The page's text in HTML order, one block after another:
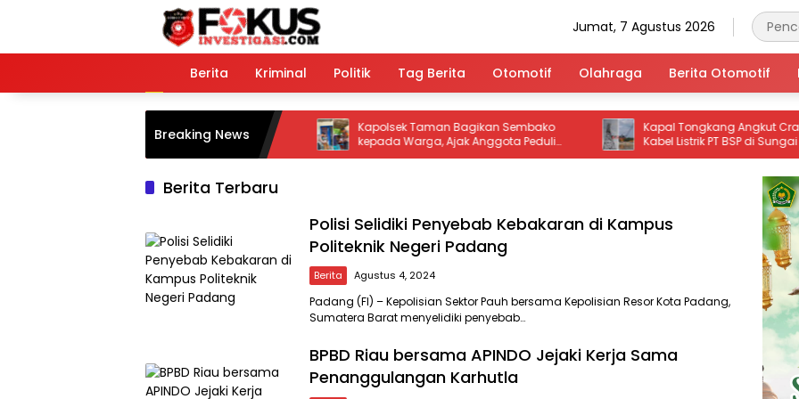
Jumat, 7 Agustus 2026
HomeBerita Kriminal Politik Tag Berita Otomotif Olahraga Berita Otomotif
Breaking News
Kapolsek Taman Bagikan Sembako
kepada Warga, Ajak Anggota Peduli
Sosial
Kapal Tongkang Angkut Crane Tabrak
Kabel Listrik PT BSP di Sungai Siak
Putus
Berita Terbaru
Polisi Selidiki Penyebab Kebakaran di Kampus
Politeknik Negeri Padang
Berita Agustus 4, 2024
Padang (FI) – Kepolisian Sektor Pauh bersama Kepolisian Resor Kota Padang,
Sumatera Barat menyelidiki penyebab…
BPBD Riau bersama APINDO Jejaki Kerja Sama
Penanggulangan Karhutla